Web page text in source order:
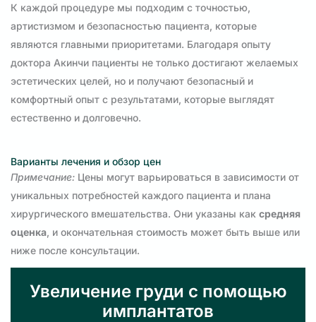
К каждой процедуре мы подходим с точностью,
артистизмом и безопасностью пациента, которые
являются главными приоритетами. Благодаря опыту
доктора Акинчи пациенты не только достигают желаемых
эстетических целей, но и получают безопасный и
комфортный опыт с результатами, которые выглядят
естественно и долговечно.
Варианты лечения и обзор цен
Примечание: Цены могут варьироваться в зависимости от
уникальных потребностей каждого пациента и плана
хирургического вмешательства. Они указаны как средняя
оценка, и окончательная стоимость может быть выше или
ниже после консультации.
Увеличение груди с помощью
имплантатов